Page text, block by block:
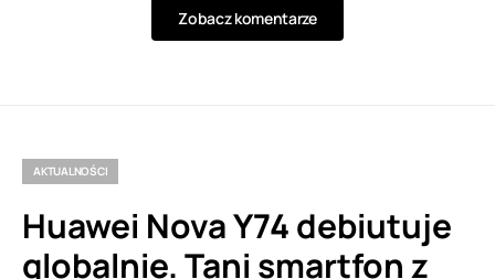
Zobacz komentarze
AKTUALNOŚCI
Huawei Nova Y74 debiutuje
globalnie. Tani smartfon z